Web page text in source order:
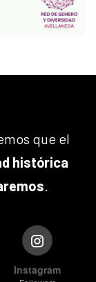
que el
histórica
.
Instagram